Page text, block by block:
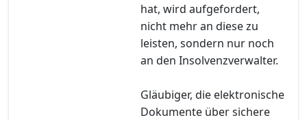
hat, wird aufgefordert,
nicht mehr an diese zu
leisten, sondern nur noch
an den Insolvenzverwalter.
Gläubiger, die elektronische
Dokumente über sichere